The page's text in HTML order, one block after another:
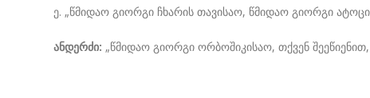
ე. „წმიდაო გიორგი ჩხარის თავისაო, წმიდაო გიორგი
ანდერძი: „წმიდაო გიორგი ორბოშიკისაო, თქვენ